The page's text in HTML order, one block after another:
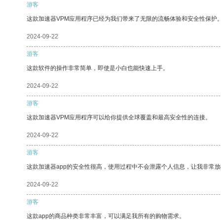
游客
这款加速器VPM应用程序已经为我们带来了无限的流畅体验和安全性保护
2024-09-22
游客
这款软件的操作非常简单，即使是小白也能快速上手。
2024-09-22
游客
这款加速器VPM应用程序可以给你提供全球覆盖和最高安全性的连接。
2024-09-22
游客
这款加速器app的安全性很高，使用过程中不会泄露个人信息，让我非常
2024-09-22
游客
这款app的商品种类非常丰富，可以满足我所有的购物需求。